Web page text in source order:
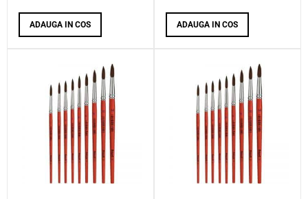
ADAUGA IN COS ADAUGA IN COS